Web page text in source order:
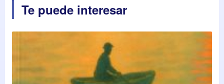
Te puede interesar